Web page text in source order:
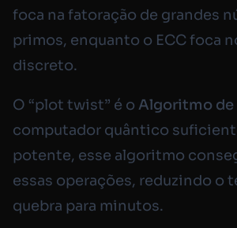
foca na fatoração de grandes
primos, enquanto o ECC foca
discreto.
O “plot twist” é o Algoritmo de
computador quântico
potente, esse algoritmo
essas operações, reduzindo o
quebra para minutos.